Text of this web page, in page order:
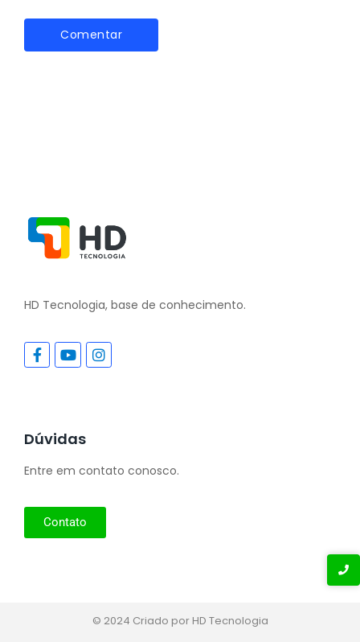
HD Tecnologia, base de conhecimento.
Dúvidas
Entre em contato conosco.
Contato
© 2024 Criado por HD Tecnologia